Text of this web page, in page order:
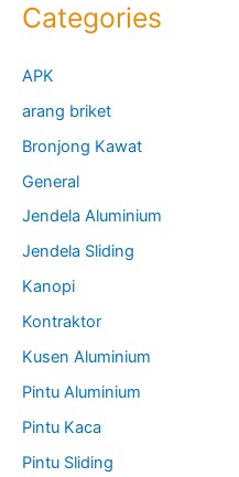
Categories
APK
arang briket
Bronjong Kawat
General
Jendela Aluminium
Jendela Sliding
Kanopi
Kontraktor
Kusen Aluminium
Pintu Aluminium
Pintu Kaca
Pintu Sliding